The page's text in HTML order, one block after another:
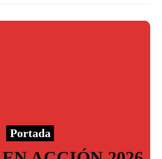
Portada